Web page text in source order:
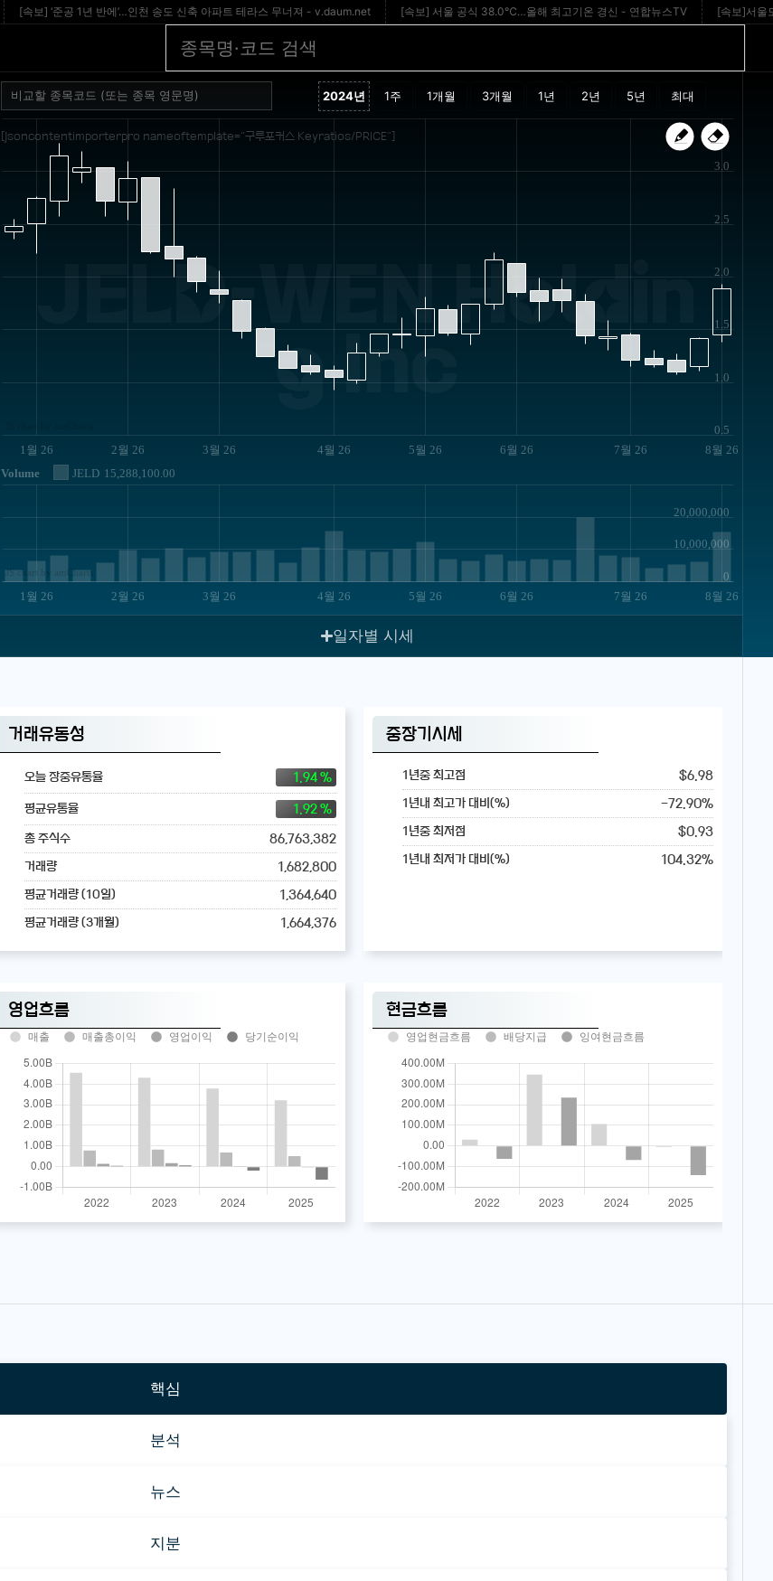
[속보] ‘준공 1년 반에’…인천 송도 신축 아파트 테라스 무너져 - v.daum.net [속보] 서울 공식 38.0℃…올해 최고기온 경신 - 연합뉴스TV [속보]서울도
JELD-WEN Holdin
g Inc
[jsoncontentimporterpro nameoftemplate="구루포커스 Keyratios/PRICE"]
1월 26 2월 26 3월 26 4월 26 5월 26 6월 26 7월 26 8월 26
0.5
1.0
1.5
2.0
2.5
3.0
Volume JELD 15,288,100.00
1월 26 2월 26 3월 26 4월 26 5월 26 6월 26 7월 26 8월 26
0
10,000,000
20,000,000
JS chart by amCharts
일자별 시세
거래유동성
오늘 장중유통율 1.94 %
평균유통율 1.92 %
총 주식수 86,763,382
거래량 1,682,800
평균거래량 (10일) 1,364,640
평균거래량 (3개월) 1,664,376
중장기시세
1년중 최고점 $6.98
1년내 최고가 대비(%) -72.90%
1년중 최저점 $0.93
1년내 최저가 대비(%) 104.32%
영업흐름
매출 매출총이익 영업이익 당기순이익
현금흐름
영업현금흐름 배당지급 잉여현금흐름
핵심
분석
뉴스
지분